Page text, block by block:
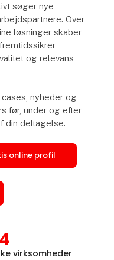
søger nye
Over
løsninger skaber
og relevans
nyheder og
før, under og efter
din deltagelse.
online profil
virksomheder